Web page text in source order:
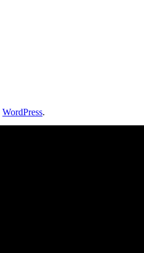
WordPress.